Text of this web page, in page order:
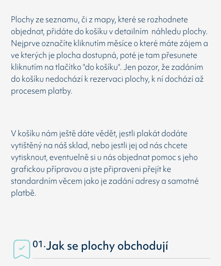
Plochy ze seznamu, či z mapy, které se rozhodnete
objednat, přidáte do košíku v detailním náhledu plochy.
Nejprve označíte kliknutím měsíce o které máte zájem a
ve kterých je plocha dostupná, poté je tam přesunete
kliknutím na tlačítko "do košíku". Jen pozor, že zadáním
do košíku nedochází k rezervaci plochy, k ní dochází až
procesem platby.
V košíku nám ještě dáte vědět, jestli plakát dodáte
vytištěný na náš sklad, nebo jestli jej od nás chcete
vytisknout, eventuelně si u nás objednat pomoc s jeho
grafickou přípravou a jste připraveni přejít ke
standardním věcem jako je zadání adresy a samotné
platbě.
01.Jak se plochy obchodují